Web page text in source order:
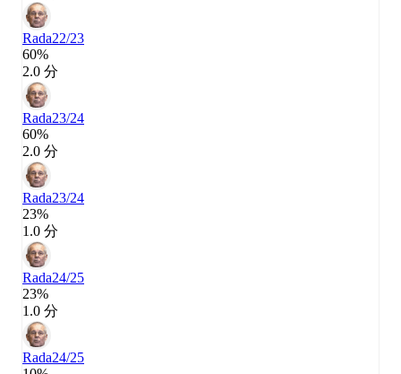
Rada22/23
60%
2.0 分
Rada23/24
60%
2.0 分
Rada23/24
23%
1.0 分
Rada24/25
23%
1.0 分
Rada24/25